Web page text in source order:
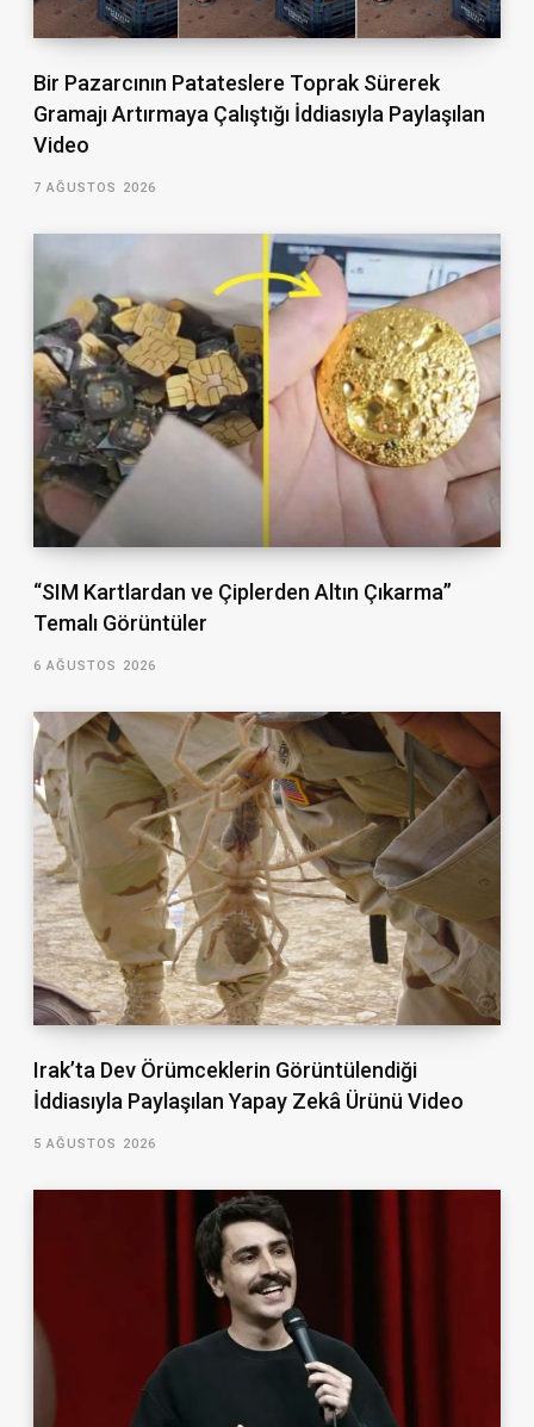
Bir Pazarcının Patateslere Toprak Sürerek
Gramajı Artırmaya Çalıştığı İddiasıyla Paylaşılan
Video
7 AĞUSTOS 2026
“SIM Kartlardan ve Çiplerden Altın Çıkarma”
Temalı Görüntüler
6 AĞUSTOS 2026
Irak’ta Dev Örümceklerin Görüntülendiği
İddiasıyla Paylaşılan Yapay Zekâ Ürünü Video
5 AĞUSTOS 2026